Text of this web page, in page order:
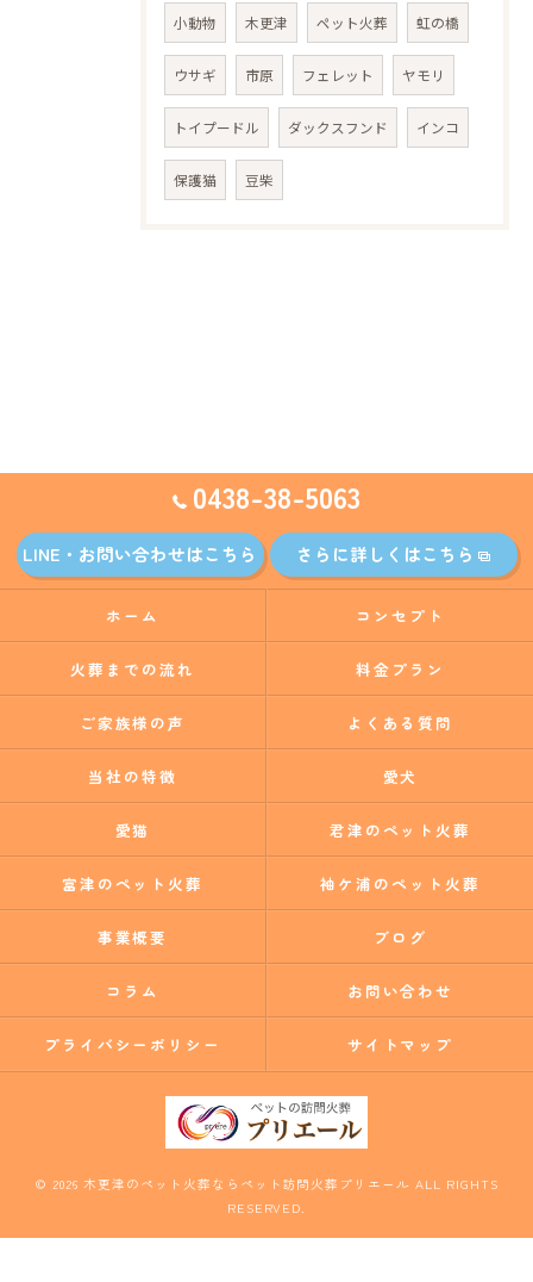
小動物 木更津 ペット火葬 虹の橋
ウサギ 市原 フェレット ヤモリ
トイプードル ダックスフンド インコ
保護猫 豆柴
0438-38-5063
LINE・お問い合わせはこちら さらに詳しくはこちら
ホーム コンセプト
火葬までの流れ 料金プラン
ご家族様の声 よくある質問
当社の特徴 愛犬
愛猫 君津のペット火葬
富津のペット火葬 袖ケ浦のペット火葬
事業概要 ブログ
コラム お問い合わせ
プライバシーポリシー サイトマップ
© 2026 木更津のペット火葬ならペット訪問火葬プリエール ALL RIGHTS
RESERVED.